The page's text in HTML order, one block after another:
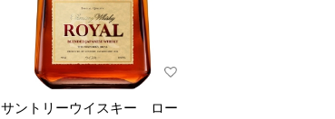
サントリーウイスキー ロー